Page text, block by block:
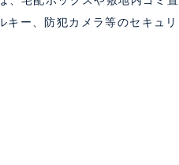
キー、防犯カメラ等のセキュ